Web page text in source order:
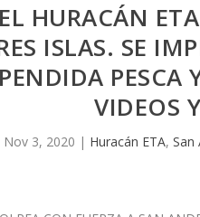
HURACÁN
ISLAS. SE
PESCA
VIDEOS
Nov 3, 2020 | Huracán ETA,San